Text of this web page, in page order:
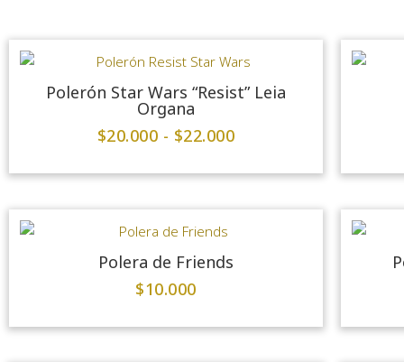
Polerón Star Wars “Resist” Leia
Organa
$20.000 - $22.000
Polera de Friends
$10.000